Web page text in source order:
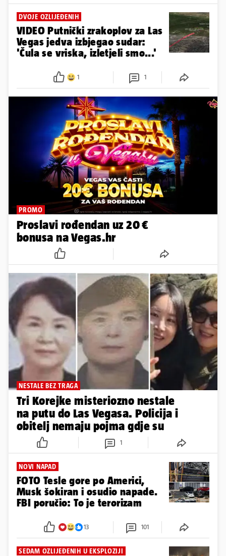
DVOJE OZLIJEĐENIH
VIDEO Putnički zrakoplov za Las
Vegas jedva izbjegao sudar:
'Čula se vriska, izletjeli smo...'
1 1
PROMO
Proslavi rođendan uz 20 €
bonusa na Vegas.hr
NESTALE BEZ TRAGA
Tri Korejke misteriozno nestale
na putu do Las Vegasa. Policija i
obitelj nemaju pojma gdje su
1
NOVI NAPAD
FOTO Tesle gore po Americi,
Musk šokiran i osudio napade.
FBI poručio: To je terorizam
13 101
SEDAM OZLIJEĐENIH U EKSPLOZIJI